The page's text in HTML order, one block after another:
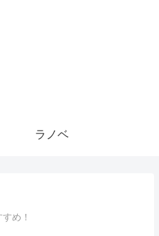
ラノベ
め！